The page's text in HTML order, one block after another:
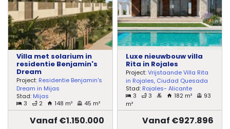
Villa met solarium in
residentie Benjamin's
Dream
Project: Residentie Benjamin's
Dream in Mijas
Stad: Mijas
3
2 148 m² 45 m²
Vanaf €1.150.000
Luxe nieuwbouw villa
Rita in Rojales
Project:Vrijstaande Villa Rita
in Rojales, Ciudad Quesada
Stad: Rojales- Alicante
3
3 182 m²
93
m²
Vanaf €927.896